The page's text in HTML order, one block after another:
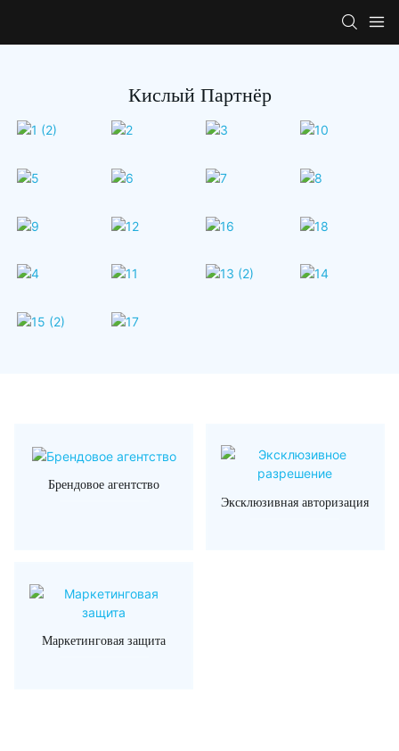
Кислый Партнёр
Брендовое агентство
Эксклюзивная авторизация
Маркетинговая защита